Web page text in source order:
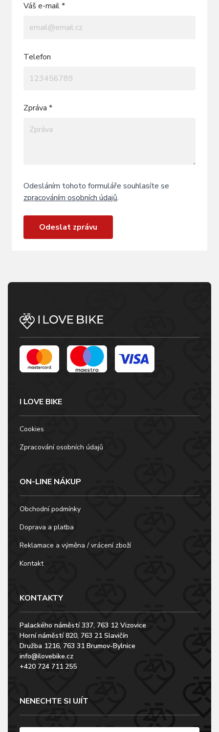
Váš e-mail *
Telefon
Zpráva *
Odesláním tohoto formuláře souhlasíte se
zpracováním osobních údajů.
Odeslat zprávu
I LOVE BIKE
Cookies
Zpracování osobních údajů
ON-LINE NÁKUP
Obchodní podmínky
Doprava a platba
Reklamace a výměna / vrácení zboží
Kontakt
KONTAKTY
Palackého náměstí 337, 763 12 Vizovice
Horní náměstí 820, 763 21 Slavičín
Družba 1216, 763 31 Brumov-Bylnice
info@ilovebike.cz
+420 724 711 255
NENECHTE SI UJÍT